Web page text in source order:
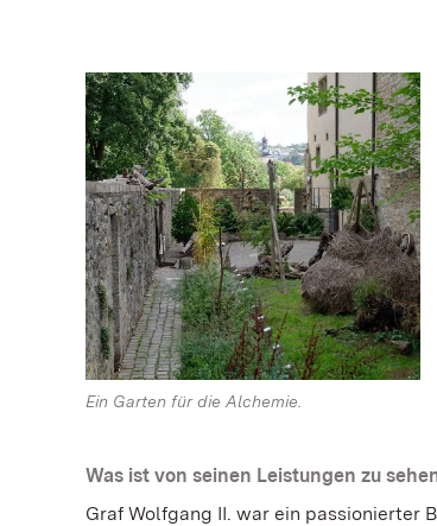
Ein Garten für die Alchemie.
Was ist von seinen Leistungen zu
Graf Wolfgang II. war ein passionierter